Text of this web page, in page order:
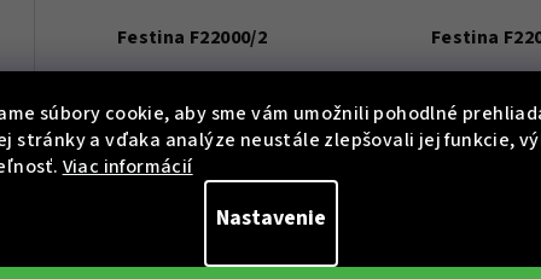
súbory cookie, aby sme vám umožnili pohodlné
stránky a vďaka analýze neustále zlepšovali jej funkcie,
Viac informácií
Nastavenie
Festina F22000/2
€287
Skladem
Festina
€256